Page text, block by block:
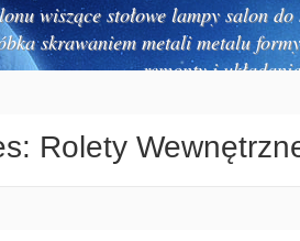
wiszące stołowe lampy salon
skrawaniem metali metalu
remonty i
Rolety